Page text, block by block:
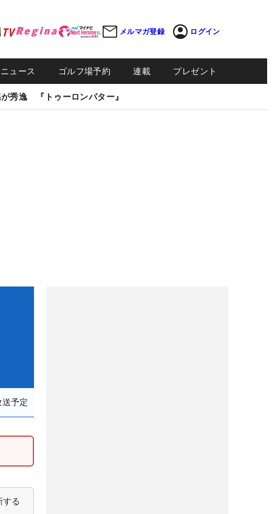
メルマガ登録 ログイン
ュース ゴルフ場予約 連載 プレゼント
秀逸 『トゥーロンパター』
予定
する